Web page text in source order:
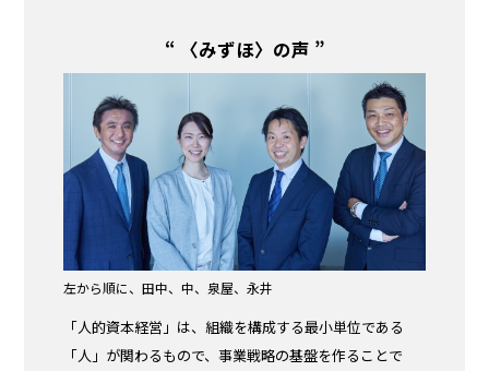
“ 〈みずほ〉の声 ”
左から順に、田中、中、泉屋、永井
「人的資本経営」は、組織を構成する最小単位である
「人」が関わるもので、事業戦略の基盤を作ることで